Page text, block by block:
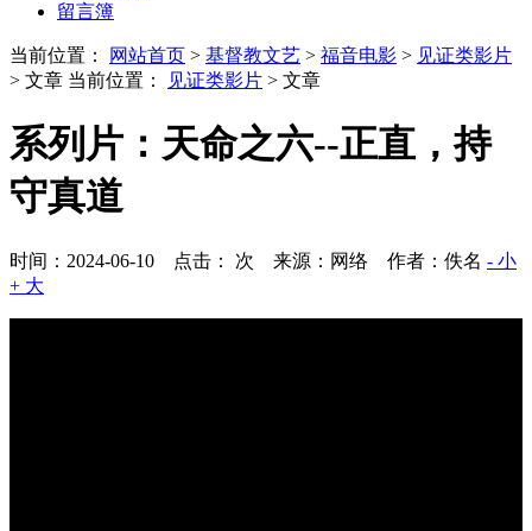
留言簿
当前位置： 网站首页 > 基督教文艺 > 福音电影 > 见证类影片
> 文章 当前位置： 见证类影片 > 文章
系列片：天命之六--正直，持
守真道
时间：2024-06-10 点击： 次 来源：网络 作者：佚名 - 小
+ 大